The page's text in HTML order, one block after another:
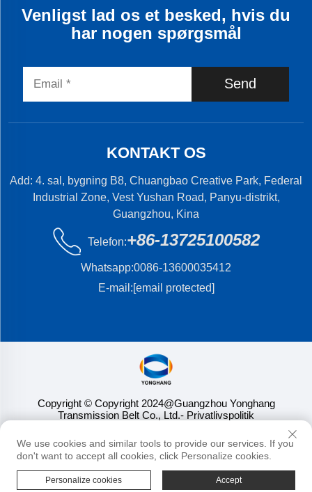
Venligst lad os et besked, hvis du
har nogen spørgsmål
Send
KONTAKT OS
Add: 4. sal, bygning B8, Chuangbao Creative Park, Federal
Industrial Zone, Vest Yushan Road, Panyu-distrikt,
Guangzhou, Kina
Telefon:+86-13725100582
Whatsapp:0086-13600035412
E-mail:[email protected]
Copyright © Copyright 2024@Guangzhou Yonghang
Transmission Belt Co., Ltd.- Privatlivspolitik
We use cookies and similar tools to provide our services. If you
don't want to accept all cookies, click Personalize cookies.
Personalize cookies Accept